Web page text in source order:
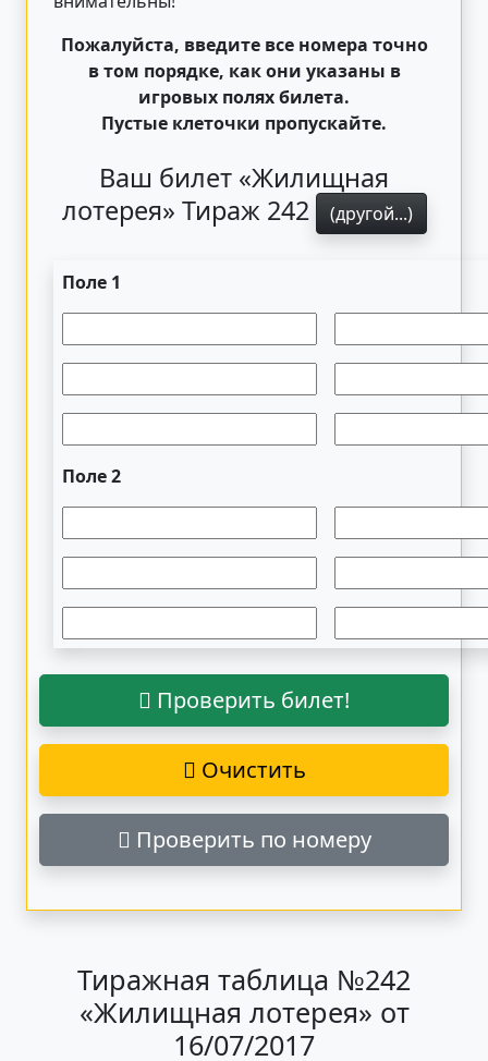
Пожалуйста, введите все номера точно
в том порядке, как они указаны в
игровых полях билета.
Пустые клеточки пропускайте.
Ваш билет «Жилищная
лотерея» Тираж 242
(другой...)
Поле 1
Поле 2
Проверить билет!
Очистить
Проверить по номеру
Тиражная таблица №242
«Жилищная лотерея» от
16/07/2017